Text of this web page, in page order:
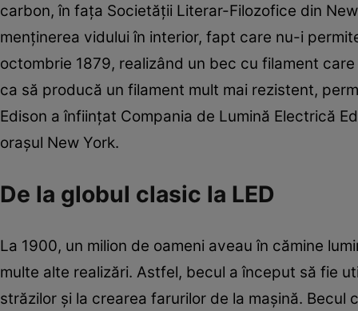
carbon, în faţa Societăţii Literar-Filozofice din
menţinerea vidului în interior, fapt care nu-i
octombrie 1879, realizând un bec cu filament
ca să producă un filament mult mai rezistent,
Edison a înfiinţat Compania de Lumină Electrică
oraşul New York.
De la globul clasic la LED
La 1900, un milion de oameni aveau în cămine
multe alte realizări. Astfel, becul a început să fie
străzilor şi la crearea farurilor de la maşină.